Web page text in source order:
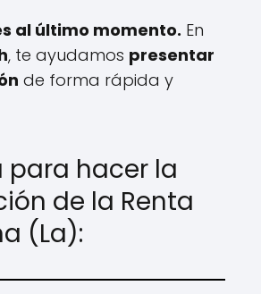
al último momento. En
, te ayudamos presentar
de forma rápida y
para hacer la
de la Renta
(La):